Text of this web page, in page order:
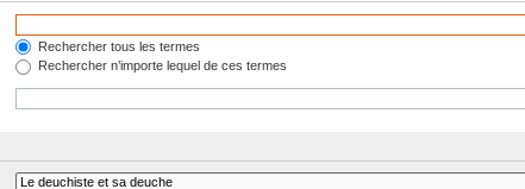
Rechercher tous les termes
Rechercher n’importe lequel de ces termes